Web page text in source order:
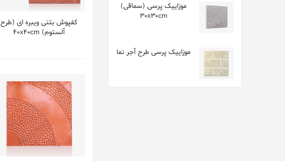
موزاییک پرسی (سماقی)
30x30cm
موزاییک پرسی طرح آجر نما
کفپوش بتنی ویبره ای (طرح
آلستوم) 40x40cm